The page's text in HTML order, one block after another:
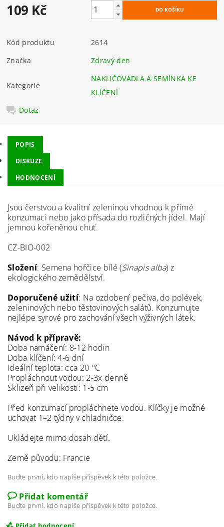
109 Kč
Kód produktu
2614
Značka
Zdravý den
Kategorie
NAKLIČOVADLA A SEMÍNKA KE
KLÍČENÍ
Dotaz
POPIS
DISKUZE
HODNOCENÍ
Jsou čerstvou a kvalitní zeleninou vhodnou k přímé
konzumaci nebo jako přísada do rozličných jídel. Mají
jemnou kořeněnou chuť.
CZ-BIO-002
Složení: Semena hořčice bílé (Sinapis alba) z
ekologického zemědělství.
Doporučené užití: Na ozdobení pečiva, do polévek,
zeleninových nebo těstovinových salátů. Konzumujte
nejlépe syrové pro zachování všech výživných látek.
Návod k přípravě:
Doba namáčení: 8-12 hodin
Doba klíčení: 4-6 dní
Ideální teplota: cca 20 °C
Propláchnout vodou: 2-3x denně
Sklizeň při velikosti: 1-5 cm
Před konzumací propláchnete vodou. Klíčky je možné
uchovat 1–2 týdny v chladničce.
Ukládejte mimo dosah dětí.
Země původu: Francie
Buďte první, kdo napíše příspěvek k této položce.
Přidat komentář
Buďte první, kdo napíše příspěvek k této položce.